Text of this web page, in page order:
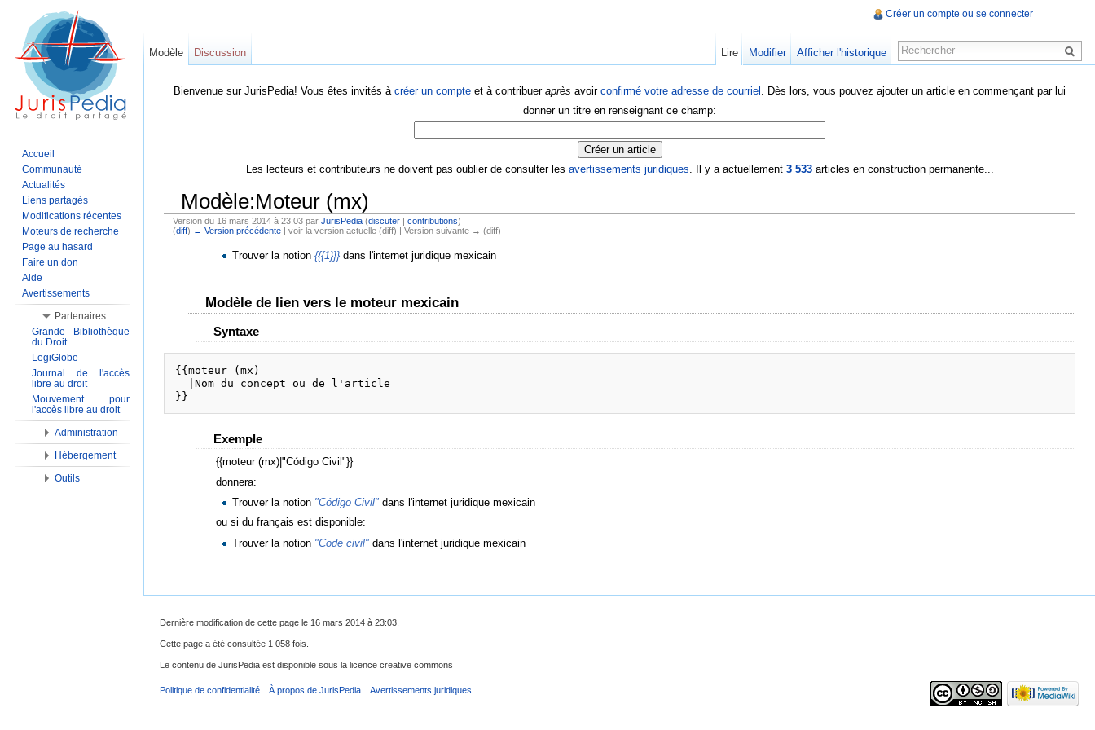
Bienvenue sur JurisPedia! Vous êtes invités à créer un compte et à contribuer après avoir confirmé votre adresse de courriel . Dès lors, vous pouvez ajouter un article en commençant par lui
donner un titre en renseignant ce champ:
Les lecteurs et contributeurs ne doivent pas oublier de consulter les avertissements juridiques. Il y a actuellement 3 533articles en construction permanente...
Modèle:Moteur (mx)
Version du 16 mars 2014 à 23:03 par JurisPedia (discuter| contributions)
(diff) ← Version précédente| voir la version actuelle (diff) | Version suivante → (diff)
Trouver la notion{{{1}}} dans l'internet juridique mexicain
Modèle de lien vers le moteur mexicain
Syntaxe
{{moteur (mx)
  |Nom du concept ou de l'article
}}
Exemple
{{moteur (mx)|"Código Civil"}}
donnera:
Trouver la notion "Código Civil" dans l'internet juridique mexicain
ou si du français est disponible:
Trouver la notion "Code civil" dans l'internet juridique mexicain
Créer un compte ou se connecter
Modèle Discussion Lire Modifier Afficher l'historique
Accueil
Communauté
Actualités
Liens partagés
Modifications récentes
Moteurs de recherche
Page au hasard
Faire un don
Aide
Avertissements
Partenaires
Grande Bibliothèque
du Droit
LegiGlobe
Journal de l'accès
libre au droit
Mouvement pour
l'accès libre au droit
Administration
Hébergement
Outils
Dernière modification de cette page le 16 mars 2014 à 23:03.
Cette page a été consultée 1 058 fois.
Le contenu de JurisPedia est disponible sous la licence creative commons
Politique de confidentialité À propos de JurisPedia Avertissements juridiques